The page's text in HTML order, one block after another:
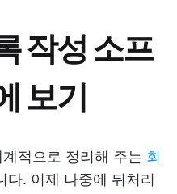
작성 소프
보기
계적으로 정리해 주는 회
다. 이제 나중에 뒤처리